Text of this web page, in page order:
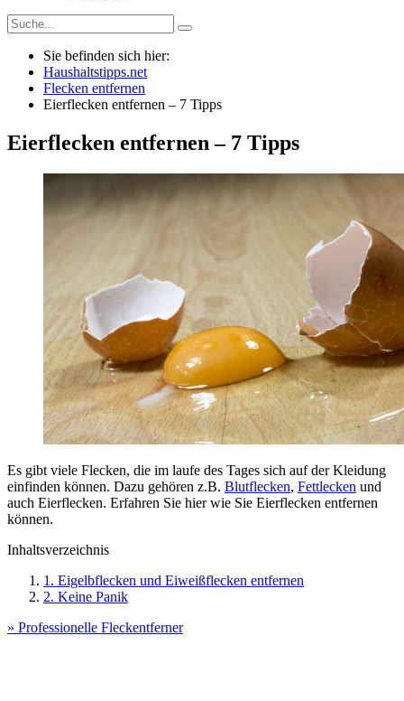
Sie befinden sich hier:
Haushaltstipps.net
Flecken entfernen
Eierflecken entfernen – 7 Tipps
Eierflecken entfernen – 7 Tipps
Es gibt viele Flecken, die im laufe des Tages sich auf der Kleidung
einfinden können. Dazu gehören z.B. Blutflecken, Fettlecken und
auch Eierflecken. Erfahren Sie hier wie Sie Eierflecken entfernen
können.
Inhaltsverzeichnis
1. Eigelbflecken und Eiweißflecken entfernen
2. Keine Panik
» Professionelle Fleckentferner